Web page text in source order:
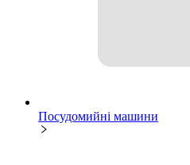
Посудомийні машини